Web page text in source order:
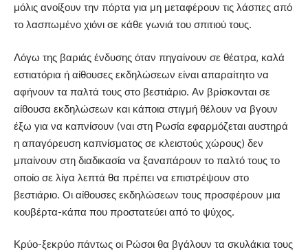
μόλις ανοίξουν την πόρτα για μη μεταφέρουν τις λάσπες από
το λασπωμένο χιόνι σε κάθε γωνιά του σπιτιού τους.
Λόγω της βαριάς ένδυσης όταν πηγαίνουν σε θέατρα, καλά
εστιατόρια ή αίθουσες εκδηλώσεων είναι απαραίτητο να
αφήνουν τα παλτά τους στο βεστιάριο. Αν βρίσκονται σε
αίθουσα εκδηλώσεων και κάποια στιγμή θέλουν να βγουν
έξω για να καπνίσουν (ναι στη Ρωσία εφαρμόζεται αυστηρά
η απαγόρευση καπνίσματος σε κλειστούς χώρους) δεν
μπαίνουν στη διαδικασία να ξαναπάρουν το παλτό τους το
οποίο σε λίγα λεπτά θα πρέπει να επιστρέψουν στο
βεστιάριο. Οι αίθουσες εκδηλώσεων τους προσφέρουν μια
κουβέρτα-κάπα που προστατεύει από το ψύχος.
Κρύο-ξεκρύο πάντως οι Ρώσοι θα βγάλουν τα σκυλάκια τους